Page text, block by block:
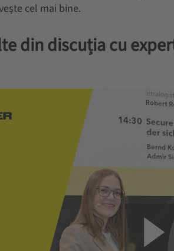
cel mai bine.
din discuția cu